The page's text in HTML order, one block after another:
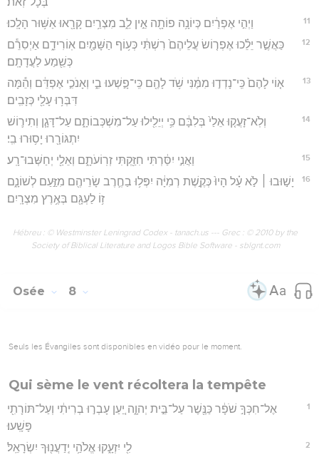
11 וַיְהִ֣י אֶפְרַ֔יִם כְּיוֹנָ֥ה פוֹתָ֖ה אֵ֣ין לֵ֑ב מִצְרַ֥יִם קָרָ֖אוּ אַשּׁ֥וּר הָלָֽכוּ׃
12
כַּאֲשֶׁ֣ר יֵלֵ֗כוּ אֶפְר֤וֹשׂ עֲלֵיהֶם֙ רִשְׁתִּ֔י כְּע֥וֹף הַשָּׁמַ֖יִם אֽוֹרִידֵ֑ם אַיְסִרֵ֕ם
כְּשֵׁ֖מַע לַעֲדָתָֽם׃
13
א֤וֹי לָהֶם֙ כִּֽי־נָדְד֣וּ מִמֶּ֔נִּי שֹׁ֥ד לָהֶ֖ם כִּֽי־פָ֣שְׁעוּ בִ֑י וְאָנֹכִ֣י אֶפְדֵּ֔ם וְהֵ֕מָּה
דִּבְּר֥וּ עָלַ֖י כְּזָבִֽים׃
14
וְלֹֽא־זָעֲק֤וּ אֵלַי֙ בְּלִבָּ֔ם כִּ֥י יְיֵלִ֖ילוּ עַל־מִשְׁכְּבוֹתָ֑ם עַל־דָּגָ֧ן וְתִיר֛וֹשׁ
יִתְגּוֹרָ֖רוּ יָס֥וּרוּ בִֽי׃
15 וַאֲנִ֣י יִסַּ֔רְתִּי חִזַּ֖קְתִּי זְרֽוֹעֹתָ֑ם וְאֵלַ֖י יְחַשְּׁבוּ־רָֽע׃
16
יָשׁ֣וּבוּ ׀ לֹ֣א עָ֗ל הָיוּ֙ כְּקֶ֣שֶׁת רְמִיָּ֔ה יִפְּל֥וּ בַחֶ֛רֶב שָׂרֵיהֶ֖ם מִזַּ֣עַם לְשׁוֹנָ֑ם
ז֥וֹ לַעְגָּ֖ם בְּאֶ֥רֶץ מִצְרָֽיִם׃
Hébreu : © Westminster Leningrad Codex - tanach.us --- Grec : © 2010 by the
Society of Biblical Literature and Logos Bible Software - sblgnt.com
Osée 8
Seuls les Évangiles sont disponibles en vidéo pour le moment.
Qui sème le vent récoltera la tempête
1
אֶל־חִכְּךָ֣ שֹׁפָ֔ר כַּנֶּ֖שֶׁר עַל־בֵּ֣ית יְהוָ֑ה יַ֚עַן עָבְר֣וּ בְרִיתִ֔י וְעַל־תּוֹרָתִ֖י
פָּשָֽׁעוּ׃
2 לִ֖י יִזְעָ֑קוּ אֱלֹהַ֥י יְֽדַעֲנ֖וּךָ יִשְׂרָאֵֽל׃